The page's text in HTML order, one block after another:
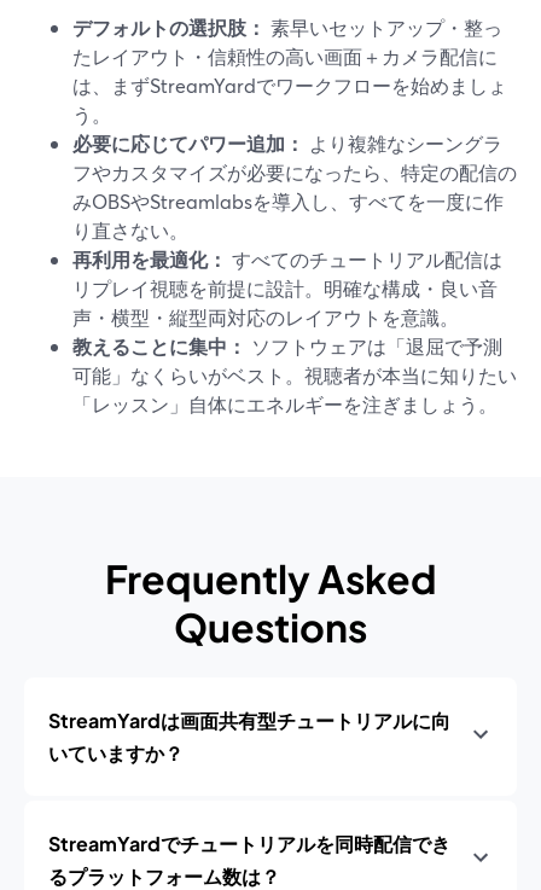
デフォルトの選択肢： 素早いセットアップ・整っ
たレイアウト・信頼性の高い画面＋カメラ配信に
は、まずStreamYardでワークフローを始めましょ
う。
必要に応じてパワー追加： より複雑なシーングラ
フやカスタマイズが必要になったら、特定の配信の
みOBSやStreamlabsを導入し、すべてを一度に作
り直さない。
再利用を最適化： すべてのチュートリアル配信は
リプレイ視聴を前提に設計。明確な構成・良い音
声・横型・縦型両対応のレイアウトを意識。
教えることに集中： ソフトウェアは「退屈で予測
可能」なくらいがベスト。視聴者が本当に知りたい
「レッスン」自体にエネルギーを注ぎましょう。
Frequently Asked
Questions
StreamYardは画面共有型チュートリアルに向
いていますか？
StreamYardでチュートリアルを同時配信でき
るプラットフォーム数は？